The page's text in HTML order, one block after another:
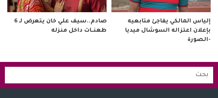
إلياس المالكي يفاجئ متابعيه
بإعلان اعتزاله السوشال ميديا
-الصورة
صادم..سيف علي خان يتعرض لـ 6
طعنــات داخل منزله